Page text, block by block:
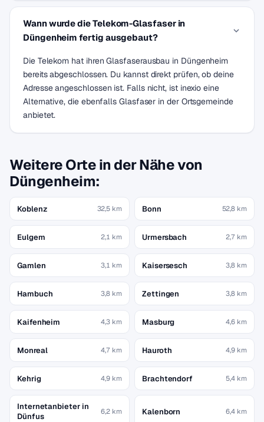
Wann wurde die Telekom-Glasfaser in
Düngenheim fertig ausgebaut?
Die Telekom hat ihren Glasfaserausbau in Düngenheim
bereits abgeschlossen. Du kannst direkt prüfen, ob deine
Adresse angeschlossen ist. Falls nicht, ist inexio eine
Alternative, die ebenfalls Glasfaser in der Ortsgemeinde
anbietet.
Weitere Orte in der Nähe von
Düngenheim:
Koblenz 32,5 km Bonn 52,8 km
Eulgem 2,1 km Urmersbach 2,7 km
Gamlen 3,1 km Kaisersesch 3,8 km
Hambuch 3,8 km Zettingen 3,8 km
Kaifenheim 4,3 km Masburg 4,6 km
Monreal 4,7 km Hauroth 4,9 km
Kehrig 4,9 km Brachtendorf 5,4 km
Internetanbieter in
Dünfus
6,2 km Kalenborn 6,4 km